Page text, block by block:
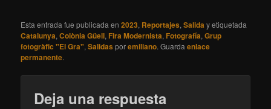
Esta entrada fue publicada en2023, Reportajes,Salida y etiquetada
Catalunya,Colònia Güell, Fira Modernista, Fotografía,Grup
fotogràfic "El Gra",Salidas poremiliano. Guardaenlace
permanente.
Deja una respuesta